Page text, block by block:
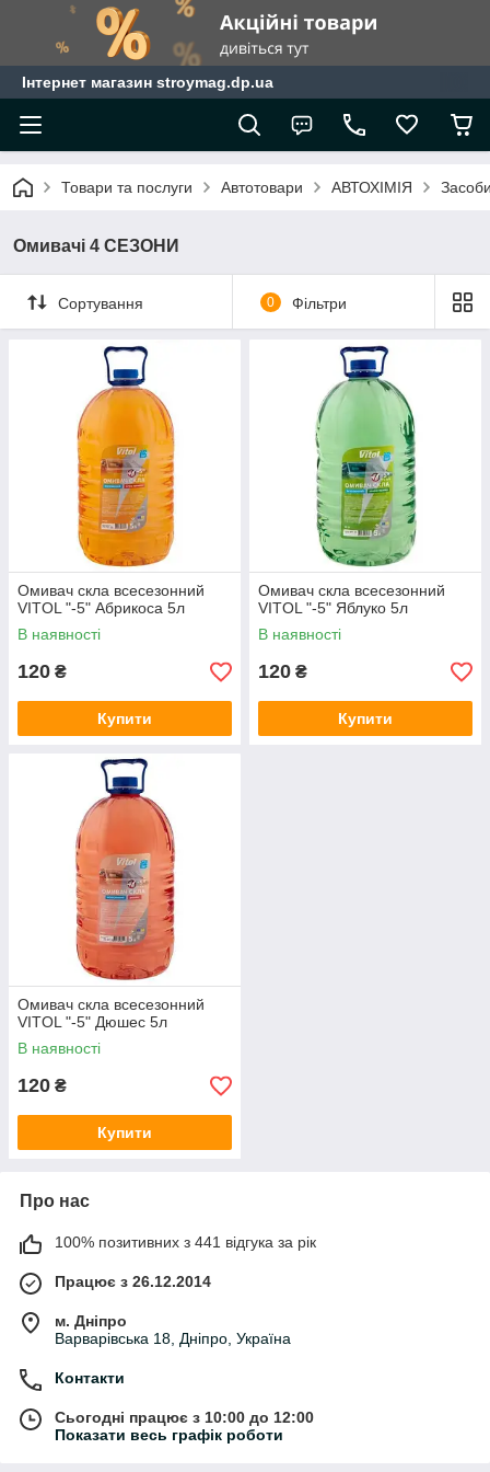
Інтернет магазин stroymag.dp.ua
Товари та послуги Автотовари АВТОХІМІЯ
Омивачі 4 СЕЗОНИ
Сортування 0 Фільтри
Омивач скла всесезонний
VITOL "-5" Абрикоса 5л
В наявності
120 ₴
Купити
Омивач скла всесезонний
VITOL "-5" Яблуко 5л
В наявності
120 ₴
Купити
Омивач скла всесезонний
VITOL "-5" Дюшес 5л
В наявності
120 ₴
Купити
Про нас
100% позитивних з 441 відгука за рік
Працює з 26.12.2014
м. Дніпро
Варварівська 18, Дніпро, Україна
Контакти
Сьогодні працює з 10:00 до 12:00
Показати весь графік роботи